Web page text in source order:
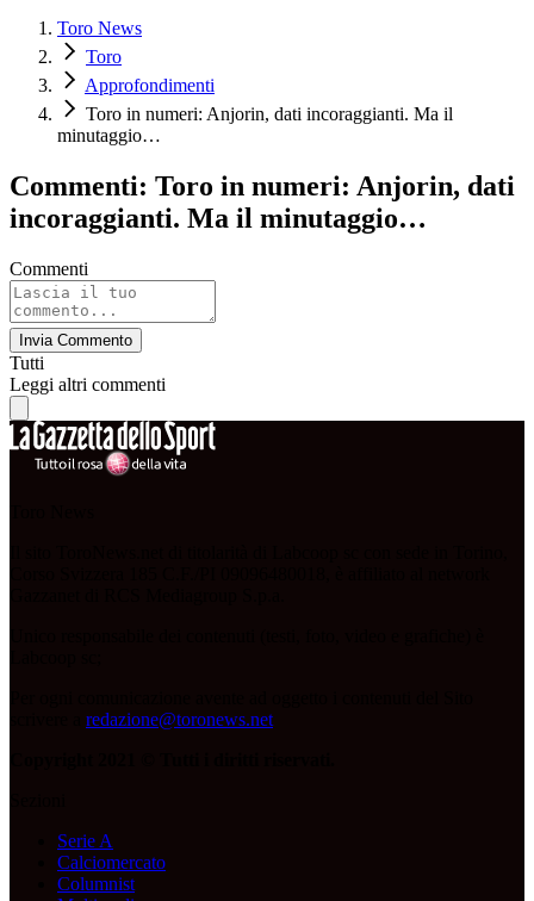
Toro News
Toro
Approfondimenti
Toro in numeri: Anjorin, dati incoraggianti. Ma il
minutaggio…
Commenti: Toro in numeri: Anjorin, dati
incoraggianti. Ma il minutaggio…
Commenti
Invia Commento
Tutti
Leggi altri commenti
redazione@toronews.net
Serie A
Calciomercato
Columnist